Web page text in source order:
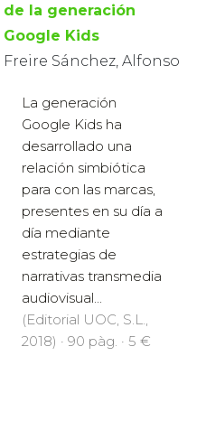
de la generación
Google Kids
Freire Sánchez, Alfonso
La generación
Google Kids ha
desarrollado una
relación simbiótica
para con las marcas,
presentes en su día a
día mediante
estrategias de
narrativas transmedia
audiovisual...
(Editorial UOC, S.L.,
2018) · 90 pàg. · 5 €